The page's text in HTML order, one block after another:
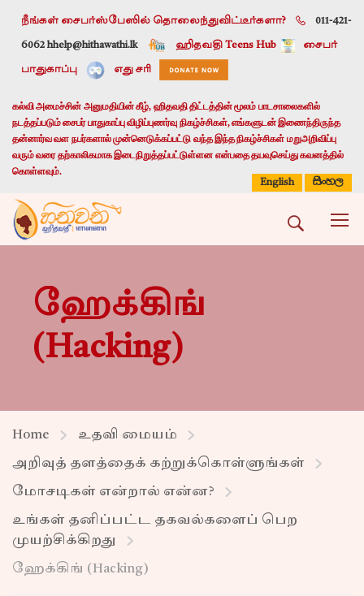
நீங்கள் சைபர்ஸ்பேஸில் தொலைந்துவிட்டீர்களா? 011-421-
6062 hhelp@hithawathi.lk ஹிதவதி Teens Hub சைபர்
பாதுகாப்பு எது சரி
கல்வி அமைச்சின் அனுமதியின் கீழ், ஹிதவதி திட்டத்தின் மூலம் பாடசாலைகளில்
நடத்தப்படும் சைபர் பாதுகாப்பு விழிப்புணர்வு நிகழ்ச்சிகள், எங்களுடன் இணைந்திருந்த
தன்னார்வ வள நபர்களால் முன்னெடுக்கப்பட்டு வந்த இந்த நிகழ்ச்சிகள் மறுஅறிவிப்பு
வரும் வரை தற்காலிகமாக இடைநிறுத்தப்பட்டுள்ளன என்பதை தயவுசெய்து கவனத்தில்
கொள்ளவும்.
English
සිංහල
ஹேக்கிங்
(Hacking)
Home உதவி மையம்
அறிவுத் தளத்தைக் கற்றுக்கொள்ளுங்கள்
மோசடிகள் என்றால் என்ன?
உங்கள் தனிப்பட்ட தகவல்களைப் பெற
முயற்சிக்கிறது
ஹேக்கிங் (Hacking)